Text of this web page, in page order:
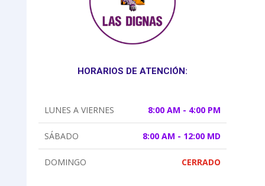
HORARIOS DE ATENCIÓN:
LUNES A VIERNES 8:00 AM - 4:00 PM
SÁBADO 8:00 AM - 12:00 MD
DOMINGO CERRADO